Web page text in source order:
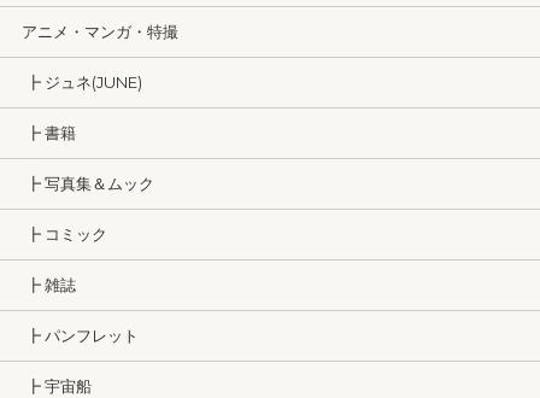
アニメ・マンガ・特撮
┣ ジュネ(JUNE)
┣ 書籍
┣ 写真集＆ムック
┣ コミック
┣ 雑誌
┣ パンフレット
┣ 宇宙船